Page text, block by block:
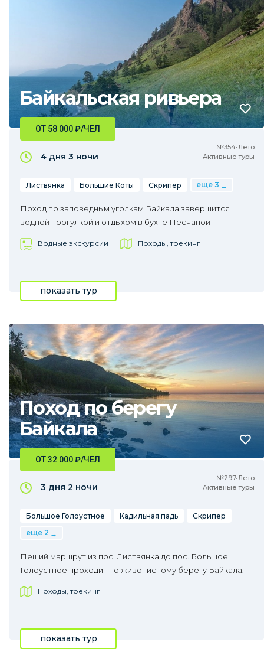
Байкальская ривьера
№354•Лето
Активные туры
ОТ 58 000₽/ЧЕЛ
4 дня 3 ночи
Листвянка Большие Коты Скрипер еще 3
Поход по заповедным уголкам Байкала завершится
водной прогулкой и отдыхом в бухте Песчаной
Водные экскурсии Походы, трекинг
показать тур
Поход по берегу
Байкала
№297•Лето
Активные туры
ОТ 32 000₽/ЧЕЛ
3 дня 2 ночи
Большое Голоустное Кадильная падь
Скрипер
еще 2
Пеший маршрут из пос. Листвянка до пос. Большое
Голоустное проходит по живописному берегу Байкала.
Походы, трекинг
показать тур